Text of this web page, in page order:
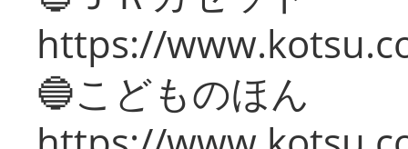
https://
🔵こどものほん